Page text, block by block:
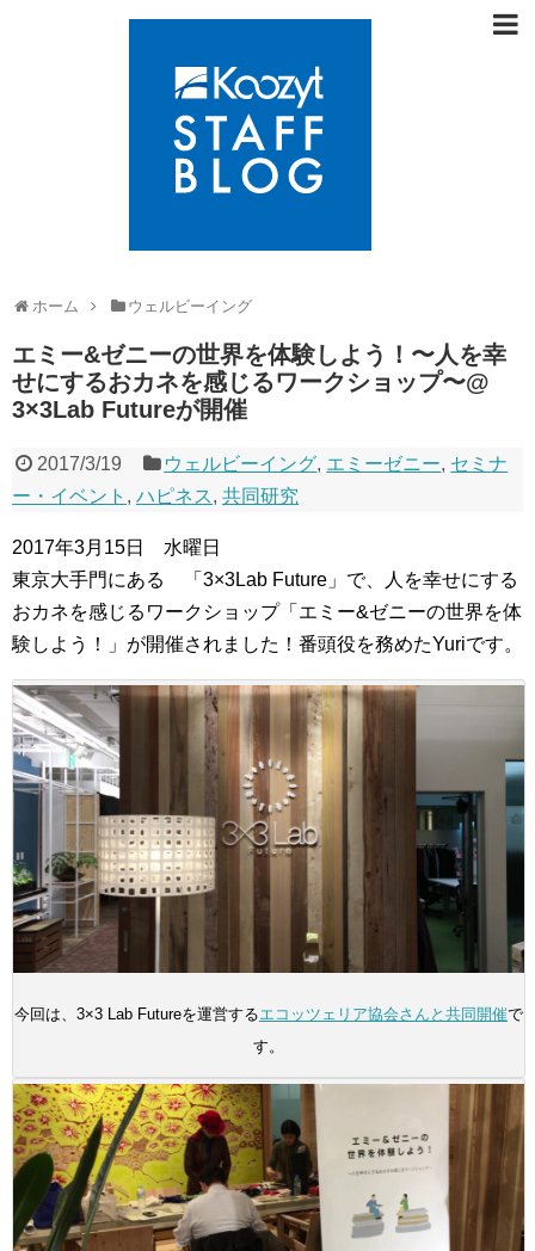
ホーム ウェルビーイング
エミー&ゼニーの世界を体験しよう！〜人を幸
せにするおカネを感じるワークショップ〜@
3×3Lab Futureが開催
2017/3/19 ウェルビーイング, エミーゼニー, セミナ
ー・イベント , ハピネス, 共同研究
2017年3月15日 水曜日
東京大手門にある 「3×3Lab Future」で、人を幸せにする
おカネを感じるワークショップ「エミー&ゼニーの世界を体
験しよう！」が開催されました！番頭役を務めたYuriです。
今回は、3×3 Lab Futureを運営するエコッツェリア協会さんと共同開催で
す。